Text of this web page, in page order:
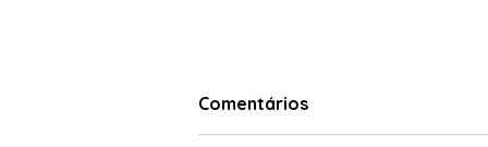
Comentários